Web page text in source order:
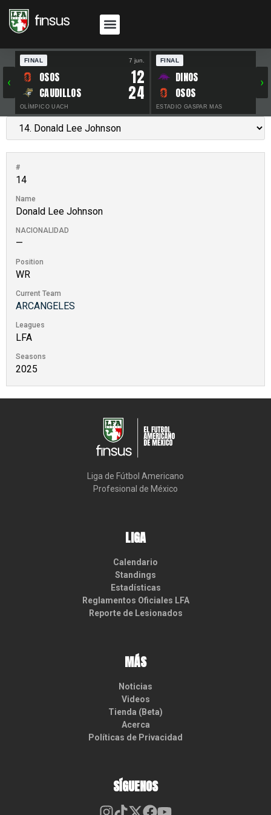
‹
FINAL 7 jun.
OSOS 12
CAUDILLOS 24
OLÍMPICO UACH
FINAL
DINOS
OSOS
ESTADIO GASPAR MAS
›
#
14
Name
Donald Lee Johnson
NACIONALIDAD
—
Position
WR
Current Team
ARCANGELES
Leagues
LFA
Seasons
2025
Liga de Fútbol Americano
Profesional de México
LIGA
Calendario
Standings
Estadísticas
Reglamentos Oficiales LFA
Reporte de Lesionados
MÁS
Noticias
Videos
Tienda (Beta)
Acerca
Políticas de Privacidad
SÍGUENOS